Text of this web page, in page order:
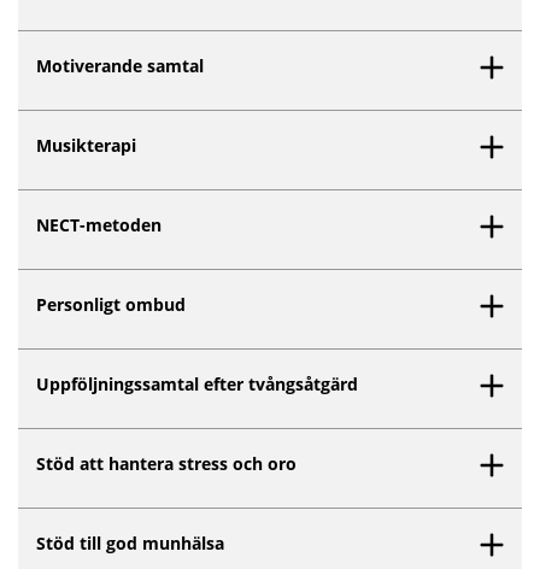
Motiverande samtal
Musikterapi
NECT-metoden
Personligt ombud
Uppföljningssamtal efter tvångsåtgärd
Stöd att hantera stress och oro
Stöd till god munhälsa